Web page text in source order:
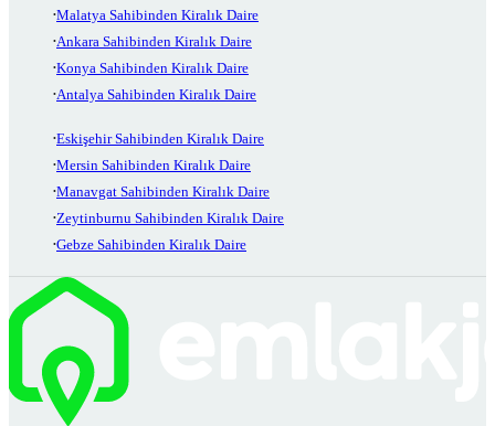
Malatya Sahibinden Kiralık Daire
Ankara Sahibinden Kiralık Daire
Konya Sahibinden Kiralık Daire
Antalya Sahibinden Kiralık Daire
Eskişehir Sahibinden Kiralık Daire
Mersin Sahibinden Kiralık Daire
Manavgat Sahibinden Kiralık Daire
Zeytinburnu Sahibinden Kiralık Daire
Gebze Sahibinden Kiralık Daire